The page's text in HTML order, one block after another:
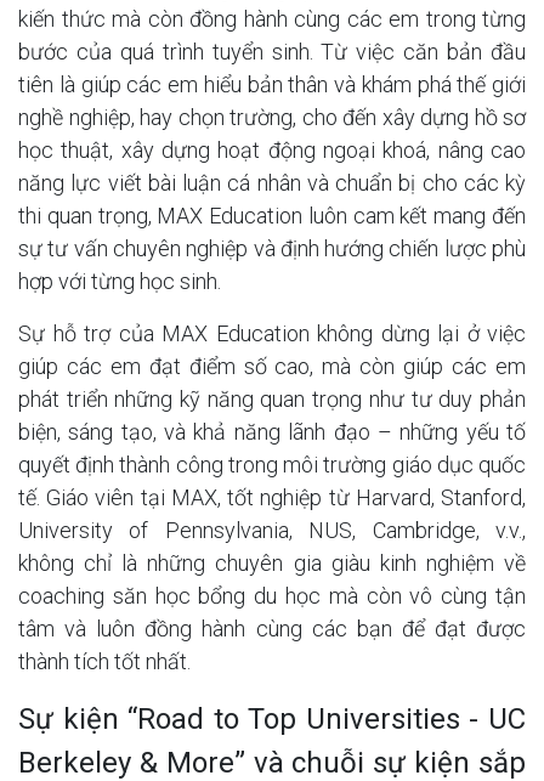
kiến thức mà còn đồng hành cùng các em trong từng
bước của quá trình tuyển sinh. Từ việc căn bản đầu
tiên là giúp các em hiểu bản thân và khám phá thế giới
nghề nghiệp, hay chọn trường, cho đến xây dựng hồ sơ
học thuật, xây dựng hoạt động ngoại khoá, nâng cao
năng lực viết bài luận cá nhân và chuẩn bị cho các kỳ
thi quan trọng, MAX Education luôn cam kết mang đến
sự tư vấn chuyên nghiệp và định hướng chiến lược phù
hợp với từng học sinh.
Sự hỗ trợ của MAX Education không dừng lại ở việc
giúp các em đạt điểm số cao, mà còn giúp các em
phát triển những kỹ năng quan trọng như tư duy phản
biện, sáng tạo, và khả năng lãnh đạo – những yếu tố
quyết định thành công trong môi trường giáo dục quốc
tế. Giáo viên tại MAX, tốt nghiệp từ Harvard, Stanford,
University of Pennsylvania, NUS, Cambridge, v.v.,
không chỉ là những chuyên gia giàu kinh nghiệm về
coaching săn học bổng du học mà còn vô cùng tận
tâm và luôn đồng hành cùng các bạn để đạt được
thành tích tốt nhất.
Sự kiện “Road to Top Universities - UC
Berkeley & More” và chuỗi sự kiện sắp